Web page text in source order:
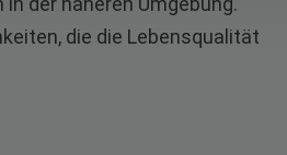
die die Lebensqualität